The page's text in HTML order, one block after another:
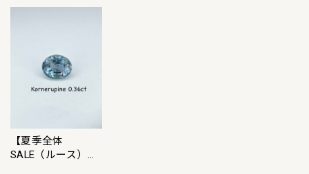
【夏季全体
SALE（ルース）